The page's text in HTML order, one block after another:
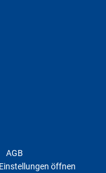
AGB
öffnen